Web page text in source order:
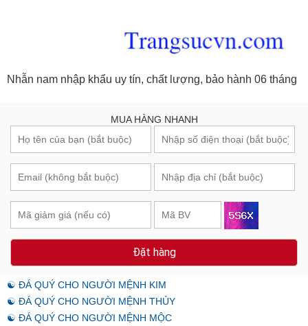
Nhẫn nam nhập khẩu uy tín, chất lượng, bảo hành 06 tháng
MUA HÀNG NHANH
Đặt hàng
☯ ĐÁ QUÝ CHO NGƯỜI MỆNH KIM
☯ ĐÁ QUÝ CHO NGƯỜI MỆNH THỦY
☯ ĐÁ QUÝ CHO NGƯỜI MỆNH MỘC